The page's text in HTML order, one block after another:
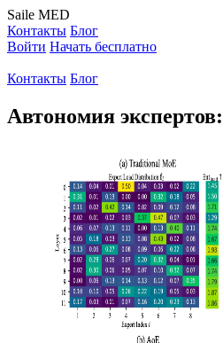
Saile MED
Контакты Блог
Войти Начать бесплатно
Контакты Блог
Автономия